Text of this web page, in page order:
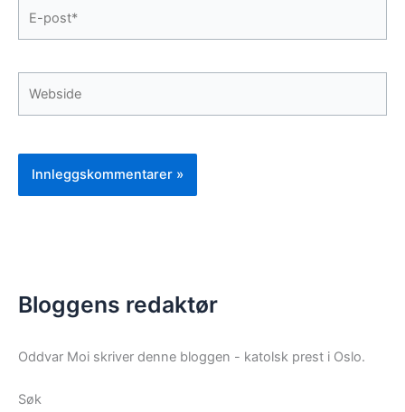
post*
Bloggens redaktør
Oddvar Moi skriver denne bloggen - katolsk prest i Oslo.
Søk